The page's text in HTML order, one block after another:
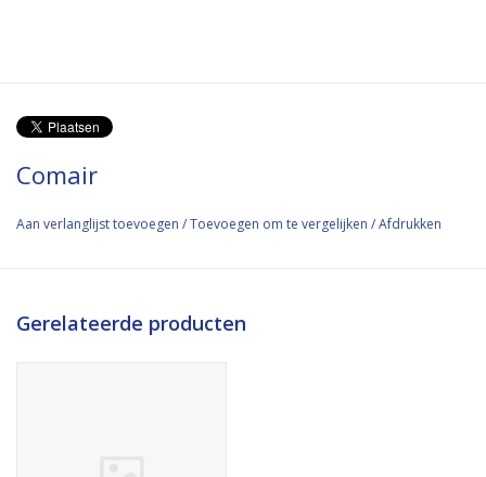
Comair
Aan verlanglijst toevoegen /Toevoegen om te vergelijken /Afdrukken
Gerelateerde producten